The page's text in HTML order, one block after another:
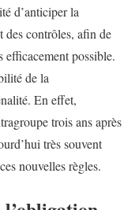
d’anticiper la
des contrôles, afin de
possible.
de la
En effet,
trois ans après
très souvent
nouvelles règles.